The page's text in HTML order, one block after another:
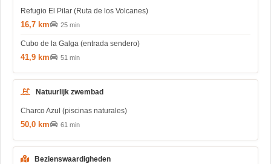
Refugio El Pilar (Ruta de los Volcanes)
16,7 km 25 min
Cubo de la Galga (entrada sendero)
41,9 km 51 min
Natuurlijk zwembad
Charco Azul (piscinas naturales)
50,0 km 61 min
Bezienswaardigheden